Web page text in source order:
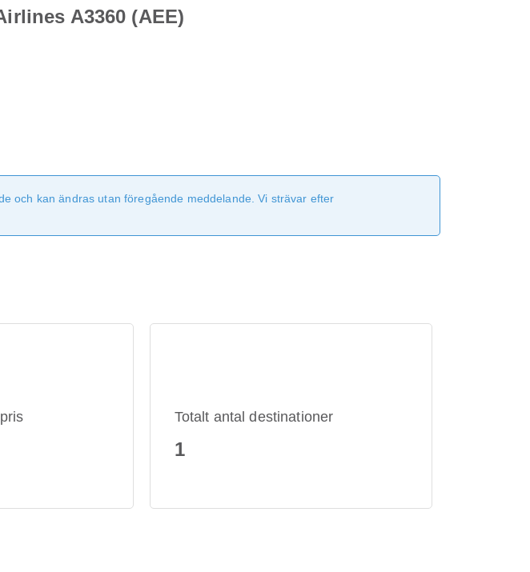
A3360 (AEE)
och kan ändras utan föregående meddelande. Vi strävar efter
Totalt antal destinationer
1